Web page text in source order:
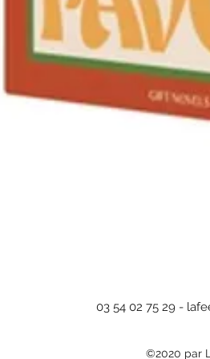
03 54 02 75 29 -
©2020 par